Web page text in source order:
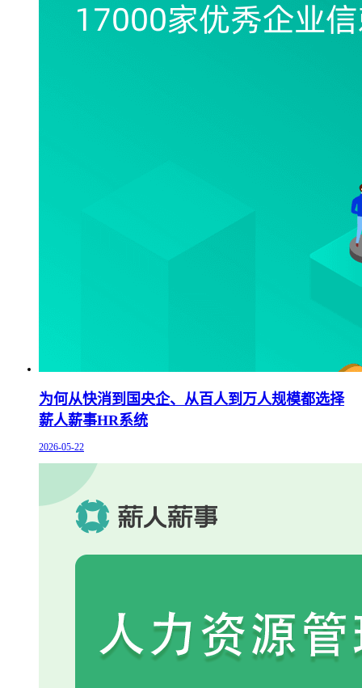
为何从快消到国央企、从百人到万人规模都选择
薪人薪事HR系统
2026-05-22